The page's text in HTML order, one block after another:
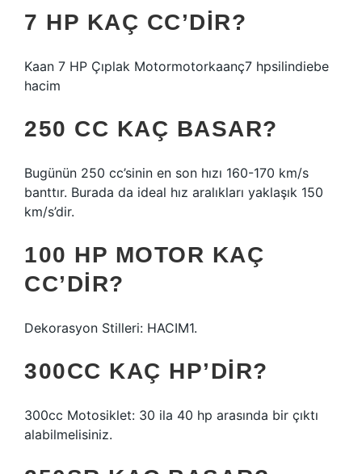
7 HP KAÇ CC’DIR?
Kaan 7 HP Çıplak Motormotorkaanç7 hpsilindiebe
hacim
250 CC KAÇ BASAR?
Bugünün 250 cc’sinin en son hızı 160-170 km/s
banttır. Burada da ideal hız aralıkları yaklaşık 150
km/s’dir.
100 HP MOTOR KAÇ
CC’DIR?
Dekorasyon Stilleri: HACIM1.
300CC KAÇ HP’DIR?
300cc Motosiklet: 30 ila 40 hp arasında bir çıktı
alabilmelisiniz.